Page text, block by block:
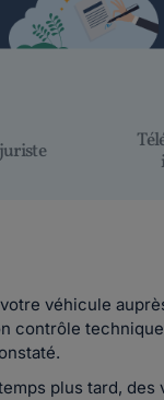
véhicule
contrôle
plus tard, des